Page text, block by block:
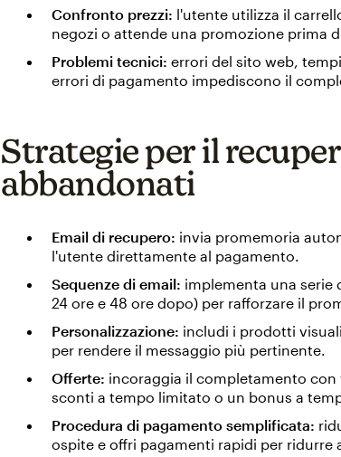
Confronto prezzi: l'utente utilizza il
negozi o attende una promozione prima
Problemi tecnici: errori del sito web,
errori di pagamento impediscono il
Strategie per il
abbandonati
Email di recupero: invia promemoria
l'utente direttamente al pagamento.
Sequenze di email: implementa una serie
24 ore e 48 ore dopo) per rafforzare il
Personalizzazione: includi i prodotti
per rendere il messaggio più pertinente.
Offerte: incoraggia il completamento
sconti a tempo limitato o un bonus a
Procedura di pagamento semplificata:
ospite e offri pagamenti rapidi per